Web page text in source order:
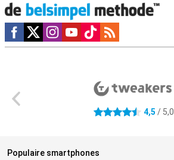
Social media
4.5 sterren 4,5 / 5,0
Populaire smartphones